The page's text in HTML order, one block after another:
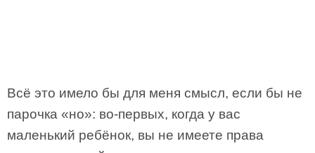
Всё это имело бы для меня смысл, если бы не
парочка «но»: во-первых, когда у вас
маленький ребёнок, вы не имеете права